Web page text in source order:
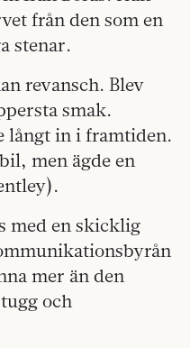
från den som en
stenar.
revansch. Blev
smak.
långt in i framtiden.
men ägde en
med en skicklig
mer än den
och